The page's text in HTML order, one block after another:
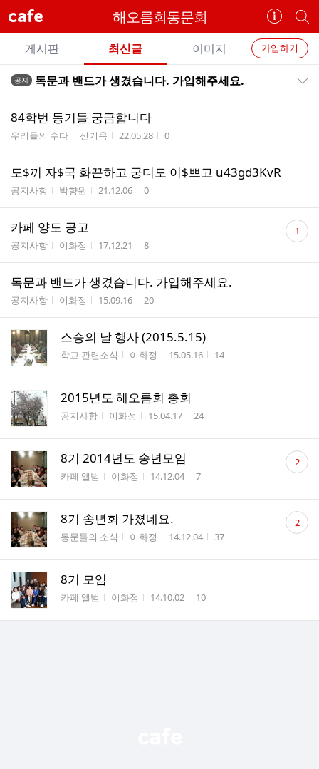
cafe 해오름회동문회
카
페
정
보
개
별
카
페
검
카
페
메
뉴
가입하기
게시판 최신글 이미지
전
글
트
공지 독문과 밴드가 생겼습니다. 가입해주세요.
84학번 동기들 궁금합니다
게시판명
우리들의 수다 작성자
신기옥 작성시간
22.05.28 조회수
0
도$끼 자$국 화끈하고 궁디도 이$쁘고 u43gd3KvR
게시판명
공지사항 작성자
박향원 작성시간
21.12.06 조회수
0
카페 양도 공고
게시판명
공지사항 작성자
이화정 작성시간
17.12.21 조회수
8
댓
글 1
독문과 밴드가 생겼습니다. 가입해주세요.
게시판명
공지사항 작성자
이화정 작성시간
15.09.16 조회수
20
스승의 날 행사 (2015.5.15)
게시판명
학교 관련소식 작성자
이화정 작성시간
15.05.16 조회수
14
2015년도 해오름회 총회
게시판명
공지사항 작성자
이화정 작성시간
15.04.17 조회수
24
8기 2014년도 송년모임
게시판명
카페 앨범 작성자
이화정 작성시간
14.12.04 조회수
7
댓
글 2
8기 송년회 가졌네요.
게시판명
동문들의 소식 작성자
이화정 작성시간
14.12.04 조회수
37
댓
글 2
8기 모임
게시판명
카페 앨범 작성자
이화정 작성시간
14.10.02 조회수
10